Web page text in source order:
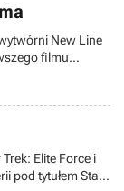
New Line
filmu
odzewu
filmu.
Elite Force i
pod tytułem Star